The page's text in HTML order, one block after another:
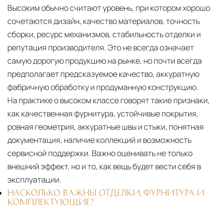
Высоким обычно считают уровень, при котором хорошо
сочетаются дизайн, качество материалов, точность
сборки, ресурс механизмов, стабильность отделки и
репутация производителя. Это не всегда означает
самую дорогую продукцию на рынке, но почти всегда
предполагает предсказуемое качество, аккуратную
фабричную обработку и продуманную конструкцию.
На практике о высоком классе говорят такие признаки,
как качественная фурнитура, устойчивые покрытия,
ровная геометрия, аккуратные швы и стыки, понятная
документация, наличие коллекций и возможность
сервисной поддержки. Важно оценивать не только
внешний эффект, но и то, как вещь будет вести себя в
эксплуатации.
НАСКОЛЬКО ВАЖНЫ ОТДЕЛКИ, ФУРНИТУРА И
КОМПЛЕКТУЮЩИЕ?